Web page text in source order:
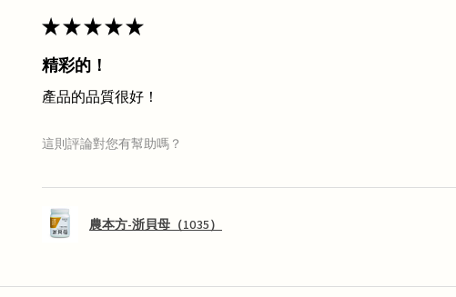
★★★★★
精彩的！
產品的品質很好！
這則評論對您有幫助嗎？
農本方-浙貝母（1035）